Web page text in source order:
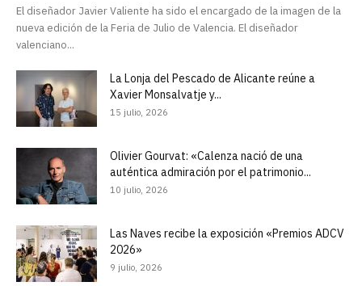
El diseñador Javier Valiente ha sido el encargado de la imagen de la
nueva edición de la Feria de Julio de Valencia. El diseñador
valenciano...
La Lonja del Pescado de Alicante reúne a
Xavier Monsalvatje y...
15 julio, 2026
Olivier Gourvat: «Calenza nació de una
auténtica admiración por el patrimonio...
10 julio, 2026
Las Naves recibe la exposición «Premios ADCV
2026»
9 julio, 2026